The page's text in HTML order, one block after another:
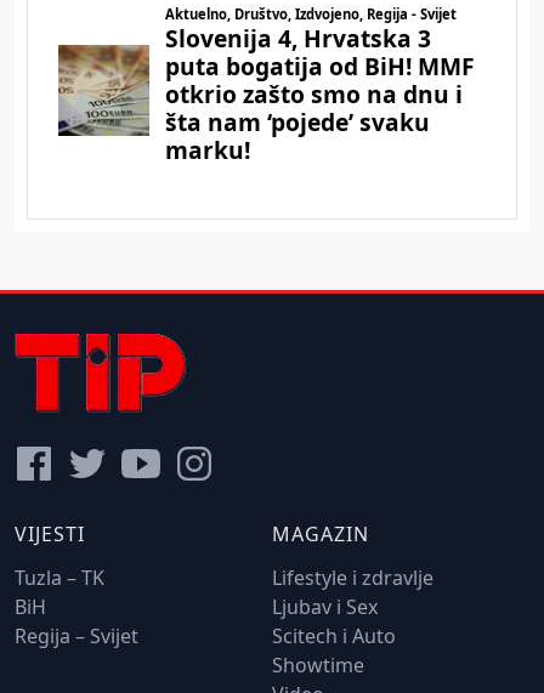
VIJESTI
Tuzla – TK
BiH
Regija – Svijet
MAGAZIN
Lifestyle i zdravlje
Ljubav i Sex
Scitech i Auto
Showtime